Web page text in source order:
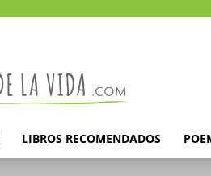
la
vida
LIBROS RECOMENDADOS